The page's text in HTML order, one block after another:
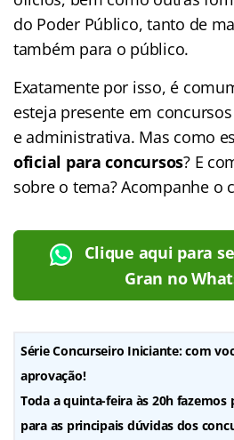
do Poder Público, tanto de
também para o público.
Exatamente por isso, é
esteja presente em
e administrativa. Mas como
oficial para concursos? E
sobre o tema? Acompanhe o
Clique aqui para
Gran no
Série Concurseiro Iniciante: com
aprovação!
Toda a quinta-feira às 20h fazemos
para as principais dúvidas dos